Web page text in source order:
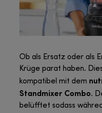
Ob als Ersatz oder als
Krüge parat haben.
kompatibel mit dem
Standmixer Combo.
belüfftet sodass